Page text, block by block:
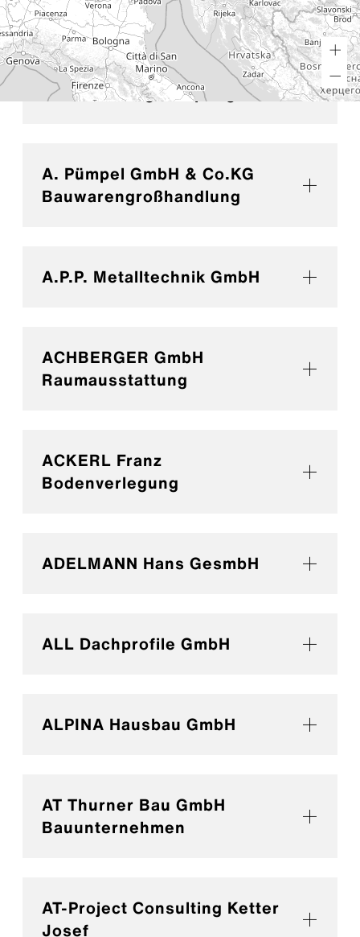
A. Leopold Ges.m.b.H.
Dachdeckungen-Spenglerei
A. Pümpel GmbH & Co.KG
Bauwarengroßhandlung
A.P.P. Metalltechnik GmbH
ACHBERGER GmbH
Raumausstattung
ACKERL Franz
Bodenverlegung
ADELMANN Hans GesmbH
ALL Dachprofile GmbH
ALPINA Hausbau GmbH
AT Thurner Bau GmbH
Bauunternehmen
AT-Project Consulting Ketter
Josef